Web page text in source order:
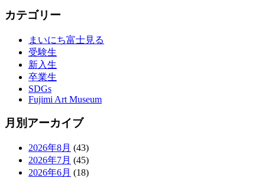
カテゴリー
まいにち富士見る
受験生
新入生
卒業生
SDGs
Fujimi Art Museum
月別アーカイブ
2026年8月 (43)
2026年7月 (45)
2026年6月 (18)